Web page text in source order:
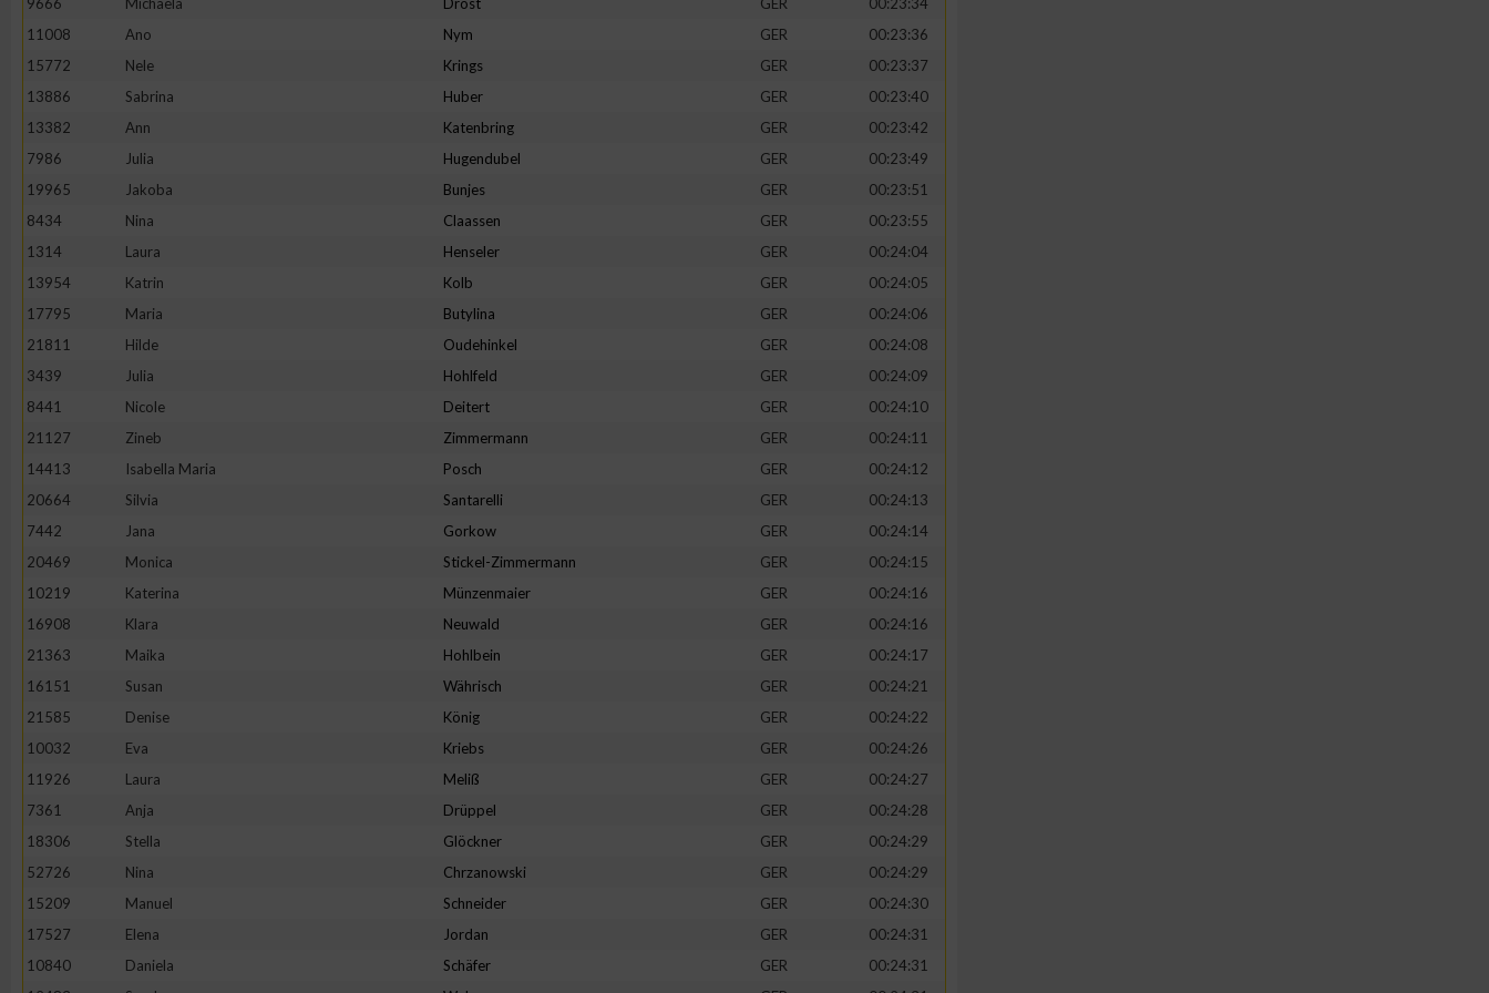
11008
Ano Nym GER
00:23:36
15772
Nele Krings GER
00:23:37
13886
Sabrina Huber GER
00:23:40
13382
Ann Katenbring GER
00:23:42
7986
Julia Hugendubel GER
00:23:49
19965
Jakoba Bunjes GER
00:23:51
8434
Nina Claassen GER
00:23:55
1314
Laura Henseler GER
00:24:04
13954
Katrin Kolb GER
00:24:05
17795
Maria Butylina GER
00:24:06
21811
Hilde Oudehinkel GER
00:24:08
3439
Julia Hohlfeld GER
00:24:09
8441
Nicole Deitert GER
00:24:10
21127
Zineb Zimmermann GER
00:24:11
14413
Isabella Maria Posch GER
00:24:12
20664
Silvia Santarelli GER
00:24:13
7442
Jana Gorkow GER
00:24:14
20469
Monica Stickel-Zimmermann GER
00:24:15
10219
Katerina Münzenmaier GER
00:24:16
16908
Klara Neuwald GER
00:24:16
21363
Maika Hohlbein GER
00:24:17
16151
Susan Währisch GER
00:24:21
21585
Denise König GER
00:24:22
10032
Eva Kriebs GER
00:24:26
11926
Laura Meliß GER
00:24:27
7361
Anja Drüppel GER
00:24:28
18306
Stella Glöckner GER
00:24:29
52726
Nina Chrzanowski GER
00:24:29
15209
Manuel Schneider GER
00:24:30
17527
Elena Jordan GER
00:24:31
10840
Daniela Schäfer GER
00:24:31
Erstellung von Profilen zur Personalisierung von Inhalten
Messung der Werbeleistung
Messung der Performance von Inhalten
Analyse von Zielgruppen durch Statistiken oder Kombinationen von Daten aus
Entwicklung und Verbesserung der Angebote
IAB-Besonderheiten:
Geräte anhand von aktiv angeforderten Informationen identifizieren
Nicht-IAB-Verarbeitungszwecke:
Notwendig
Performance
Funktional